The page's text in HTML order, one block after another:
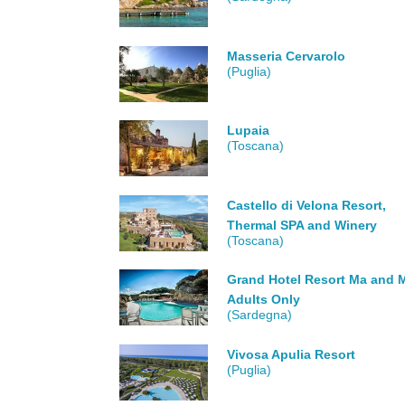
Masseria Cervarolo
(Puglia)
Lupaia
(Toscana)
Castello di Velona Resort,
Thermal SPA and Winery
(Toscana)
Grand Hotel Resort Ma and
Adults Only
(Sardegna)
Vivosa Apulia Resort
(Puglia)